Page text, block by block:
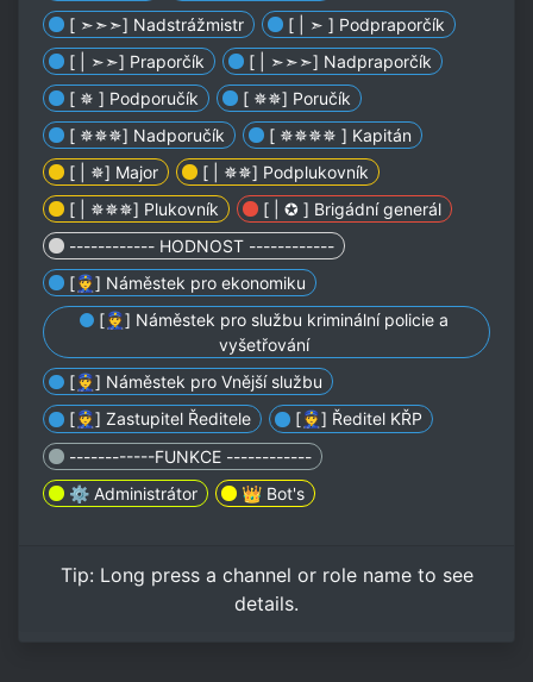
[ ➣➣➣] Nadstrážmistr
[ | ➣ ] Podpraporčík
[ | ➣➣] Praporčík
[ | ➣➣➣] Nadpraporčík
[ ✵ ] Podporučík
[ ✵✵] Poručík
[ ✵✵✵] Nadporučík
[ ✵✵✵✵ ] Kapitán
[ | ✵] Major
[ | ✵✵] Podplukovník
[ | ✵✵✵] Plukovník
[ | ✪ ] Brigádní generál
------------ HODNOST ------------
[👮] Náměstek pro ekonomiku
vyšetřování
[👮] Náměstek pro Vnější službu
[👮] Zastupitel Ředitele
[👮] Ředitel KŘP
------------FUNKCE ------------
⚙️ Administrátor
👑 Bot's
Tip: Long pressa channel or role name to see
details.